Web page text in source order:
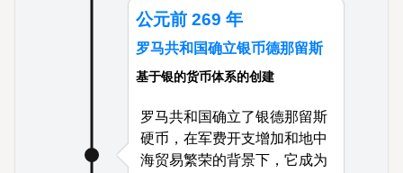
铸币。
公元前 269 年
罗马共和国确立银币德那留斯
基于银的货币体系的创建
罗马共和国确立了银德那留斯
硬币，在军费开支增加和地中
海贸易繁荣的背景下，它成为